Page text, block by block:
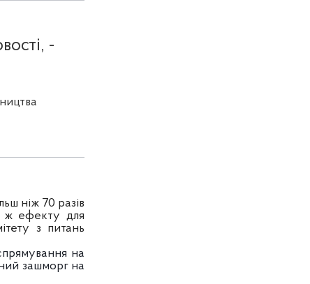
-
ніж 70 разів
ж ефекту для
з питань
на
зашморг на